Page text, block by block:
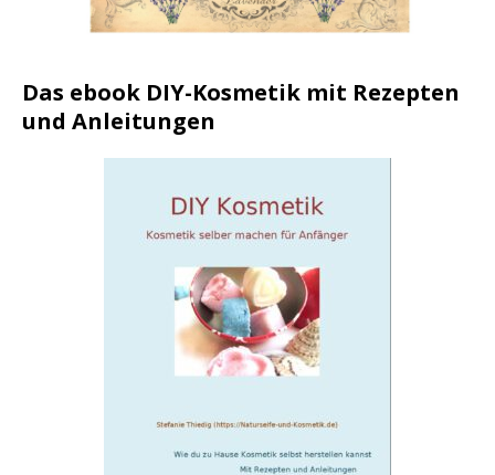
Das ebook DIY-Kosmetik mit Rezepten
und Anleitungen